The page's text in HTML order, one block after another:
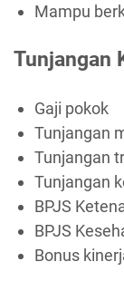
Mampu
Tunjangan
Gaji pokok
Tunjangan
Tunjangan
Tunjangan
BPJS
BPJS
Bonus